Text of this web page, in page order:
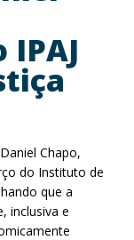
Chapo,
do Instituto de
que a
inclusiva e